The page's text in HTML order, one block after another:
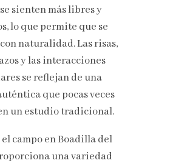
sienten más libres y
lo que permite que se
naturalidad. Las risas,
y las interacciones
se reflejan de una
que pocas veces
un estudio tradicional.
el campo en Boadilla del
una variedad